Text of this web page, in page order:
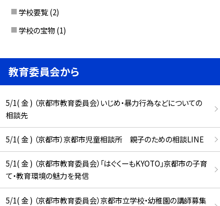
学校要覧 (2)
学校の宝物 (1)
教育委員会から
5/1( 金 ) （京都市教育委員会）いじめ・暴力行為などについての
相談先
5/1( 金 ) （京都市）京都市児童相談所 親子のための相談LINE
5/1( 金 ) （京都市教育委員会）「はぐくーもKYOTO」京都市の子育
て・教育環境の魅力を発信
5/1( 金 ) （京都市教育委員会）京都市立学校・幼稚園の講師募集